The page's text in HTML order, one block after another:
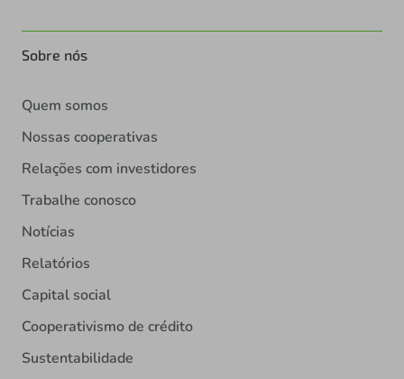
Sobre nós
Quem somos
Nossas cooperativas
Relações com investidores
Trabalhe conosco
Notícias
Relatórios
Capital social
Cooperativismo de crédito
Sustentabilidade